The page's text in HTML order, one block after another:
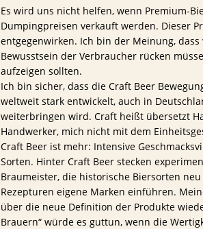
Es wird uns nicht helfen, wenn Premium-
Dumpingpreisen verkauft werden. Dieser
entgegenwirken. Ich bin der Meinung,
Bewusstsein der Verbraucher rücken
aufzeigen sollten.
Ich bin sicher, dass die Craft Beer
weltweit stark entwickelt, auch in
weiterbringen wird. Craft heißt übersetzt
Handwerker, mich nicht mit dem
Craft Beer ist mehr: Intensive
Sorten. Hinter Craft Beer stecken
Braumeister, die historische Biersorten
Rezepturen eigene Marken einführen.
über die neue Definition der Produkte
Brauern“ würde es guttun, wenn die